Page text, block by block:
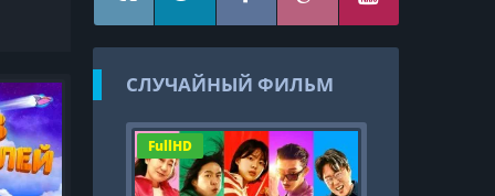
СЛУЧАЙНЫЙ ФИЛЬМ
FullHD